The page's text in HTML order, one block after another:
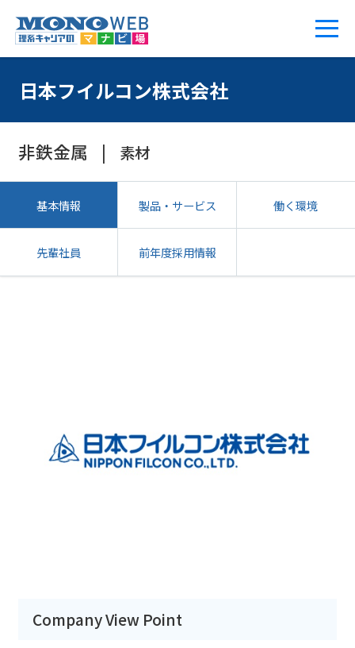
日本フイルコン株式会社
非鉄金属 素材
基本情報 製品・サービス 働く環境
先輩社員 前年度採用情報
Company View Point